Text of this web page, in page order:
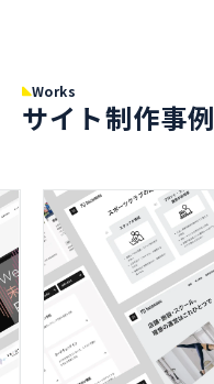
Works
サイト制作事例